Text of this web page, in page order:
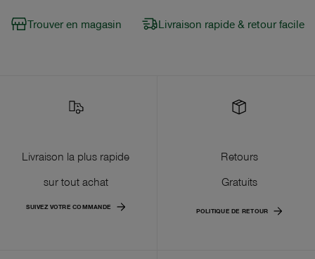
Trouver en magasin Livraison rapide & retour facile
Livraison la plus rapide
sur tout achat
SUIVEZ VOTRE COMMANDE
Retours
Gratuits
POLITIQUE DE RETOUR